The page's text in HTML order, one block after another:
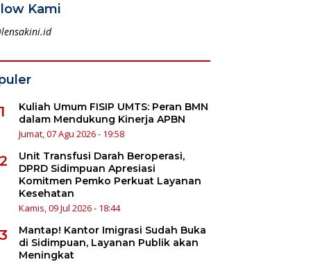
Kami
Kuliah Umum FISIP UMTS: Peran BMN
dalam Mendukung Kinerja APBN
Jumat, 07 Agu 2026 - 19:58
Unit Transfusi Darah Beroperasi,
DPRD Sidimpuan Apresiasi
Komitmen Pemko Perkuat Layanan
Kesehatan
Kamis, 09 Jul 2026 - 18:44
Mantap! Kantor Imigrasi Sudah Buka
di Sidimpuan, Layanan Publik akan
Meningkat